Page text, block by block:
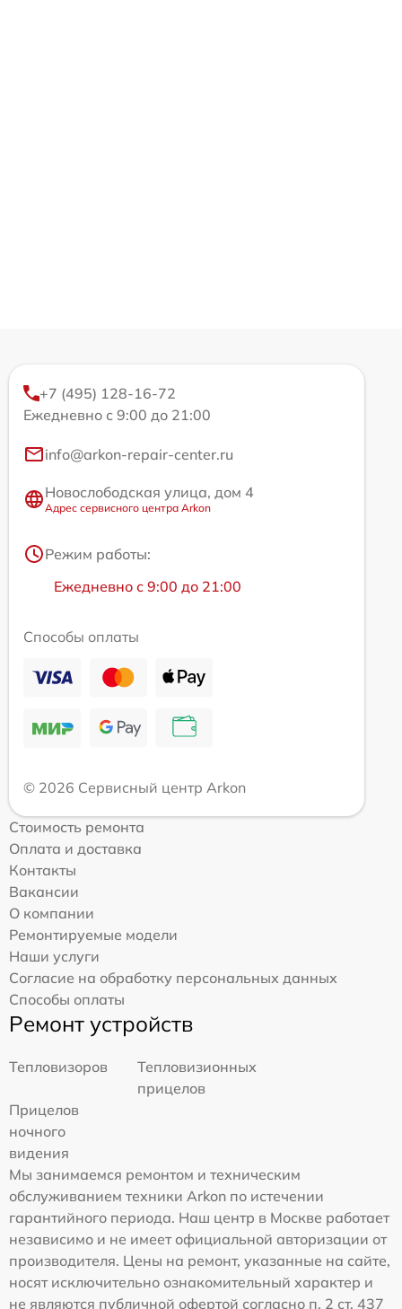
+7 (495) 128-16-72
Ежедневно с 9:00 до 21:00
info@arkon-repair-center.ru
Новослободская улица, дом 4
Адрес сервисного центра Arkon
Режим работы:
Ежедневно с 9:00 до 21:00
Способы оплаты
© 2026 Сервисный центр Arkon
Стоимость ремонта
Оплата и доставка
Контакты
Вакансии
О компании
Ремонтируемые модели
Наши услуги
Согласие на обработку персональных данных
Способы оплаты
Ремонт устройств
Тепловизоров
Тепловизионных
прицелов
Прицелов
ночного
видения
Мы занимаемся ремонтом и техническим
обслуживанием техники Arkon по истечении
гарантийного периода. Наш центр в Москве работает
независимо и не имеет официальной авторизации от
производителя. Цены на ремонт, указанные на сайте,
носят исключительно ознакомительный характер и
не являются публичной офертой согласно п. 2 ст. 437